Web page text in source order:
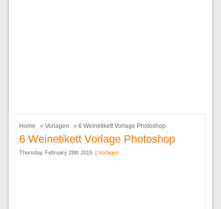
Home » Vorlagen » 6 Weinetikett Vorlage Photoshop
6 Weinetikett Vorlage Photoshop
Thursday, February 28th 2019. | Vorlagen